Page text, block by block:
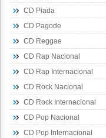
CD Piada
CD Pagode
CD Reggae
CD Rap Nacional
CD Rap Internacional
CD Rock Nacional
CD Rock Internacional
CD Pop Nacional
CD Pop Internacional